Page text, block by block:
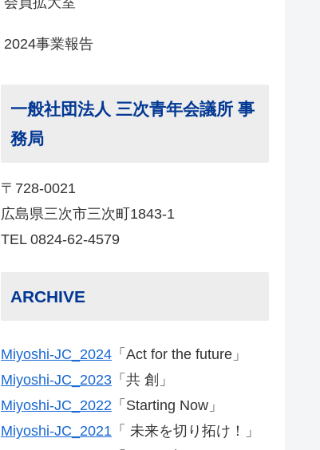
2024事業報告
一般社団法人 三次青年会議所 事
務局
〒728-0021
広島県三次市三次町1843-1
TEL 0824-62-4579
ARCHIVE
Miyoshi-JC_2024 「Act for the future」
Miyoshi-JC_2023 「共 創」
Miyoshi-JC_2022 「Starting Now」
Miyoshi-JC_2021 「 未来を切り拓け！」